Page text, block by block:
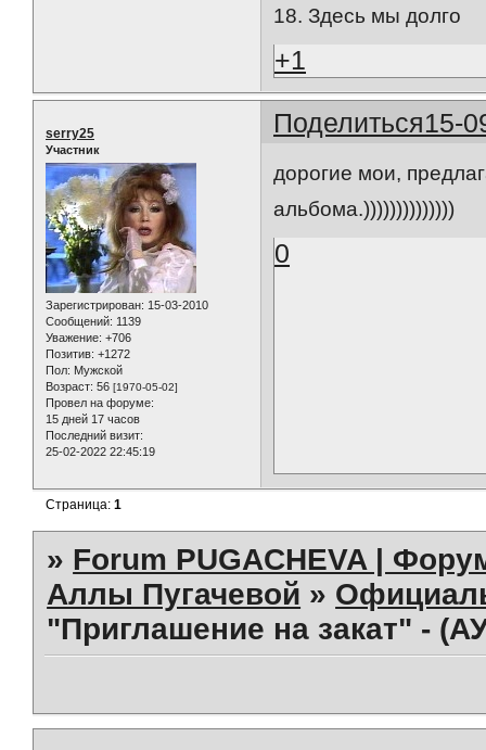
18. Здесь мы долго
+1
Поделиться15-
serry25
Участник
Зарегистрирован: 15-03-2010
Сообщений: 1139
Уважение: +706
Позитив: +1272
Пол: Мужской
Возраст: 56 [1970-05-02]
Провел на форуме:
15 дней 17 часов
Последний визит:
25-02-2022 22:45:19
дорогие мои,
альбома.))))))))))))))
0
Страница:1
» Forum PUGACHEVA |
Аллы Пугачевой »
"Приглашение на закат" -